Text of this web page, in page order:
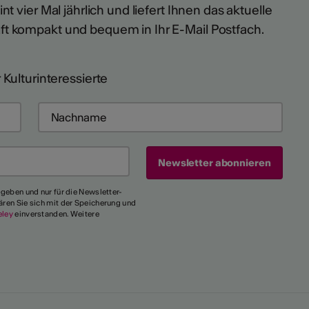
vier Mal jährlich und liefert Ihnen das aktuelle
kompakt und bequem in Ihr E-Mail Postfach.
Kulturinteressierte
und nur für die Newsletter-
Sie sich mit der Speicherung und
einverstanden. Weitere